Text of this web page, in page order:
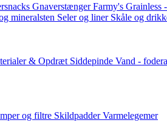
Gnaverstænger Farmy's Grainless
mineralsten Seler og liner Skåle og
& Opdræt Siddepinde Vand -
og filtre Skildpadder Varmelegemer